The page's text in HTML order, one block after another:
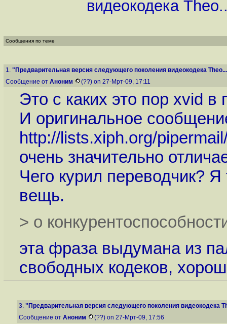
видеокодека
Сообщения по теме
1. "Предварительная версия следующего поколения видеокодека
Сообщение от Аноним (??) on 27-Мрт-09, 17:11
Это с каких это пор xvid в
И оригинальное
http://lists.xiph.org/
очень значительно
Чего курил переводчик?
вещь.
> о
эта фраза выдумана из
свободных кодеков,
3. "Предварительная версия следующего поколения видеокодека
Сообщение от Аноним (??) on 27-Мрт-09, 17:56